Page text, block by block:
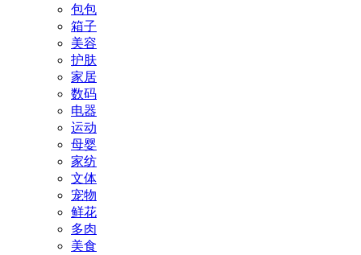
包包
箱子
美容
护肤
家居
数码
电器
运动
母婴
家纺
文体
宠物
鲜花
多肉
美食